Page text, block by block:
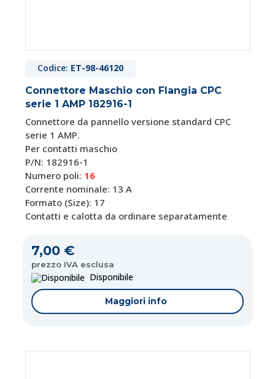
Codice: ET-98-46120
Connettore Maschio con Flangia CPC
serie 1 AMP 182916-1
Connettore da pannello versione standard CPC
serie 1 AMP.
Per contatti maschio
P/N: 182916-1
Numero poli: 16
Corrente nominale: 13 A
Formato (Size): 17
Contatti e calotta da ordinare separatamente
7,00 €
prezzo IVA esclusa
Disponibile
Maggiori info